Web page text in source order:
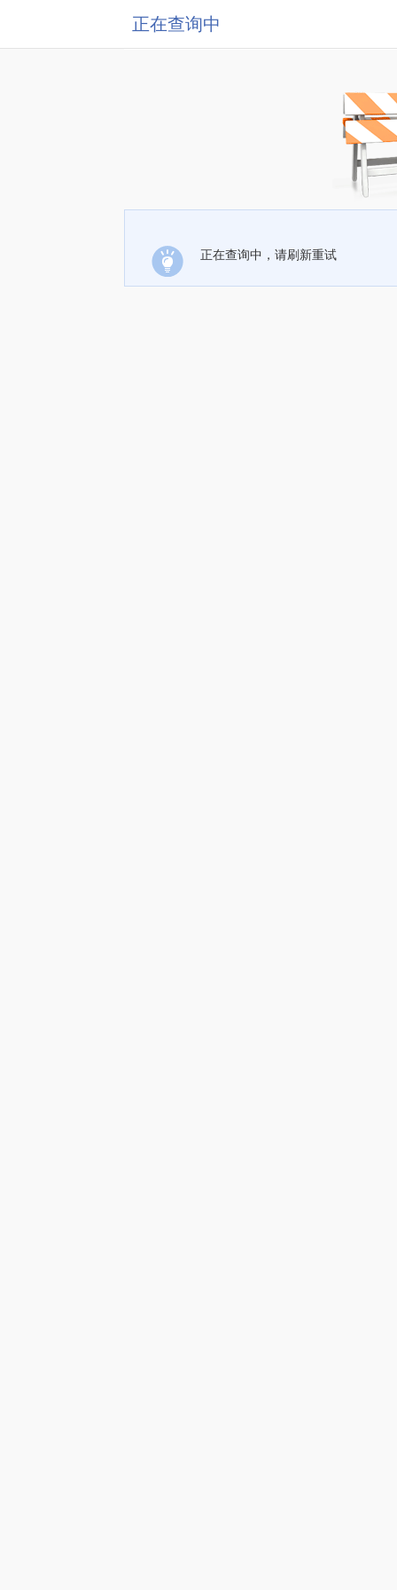
正在查询中
正在查询中，请刷新重试